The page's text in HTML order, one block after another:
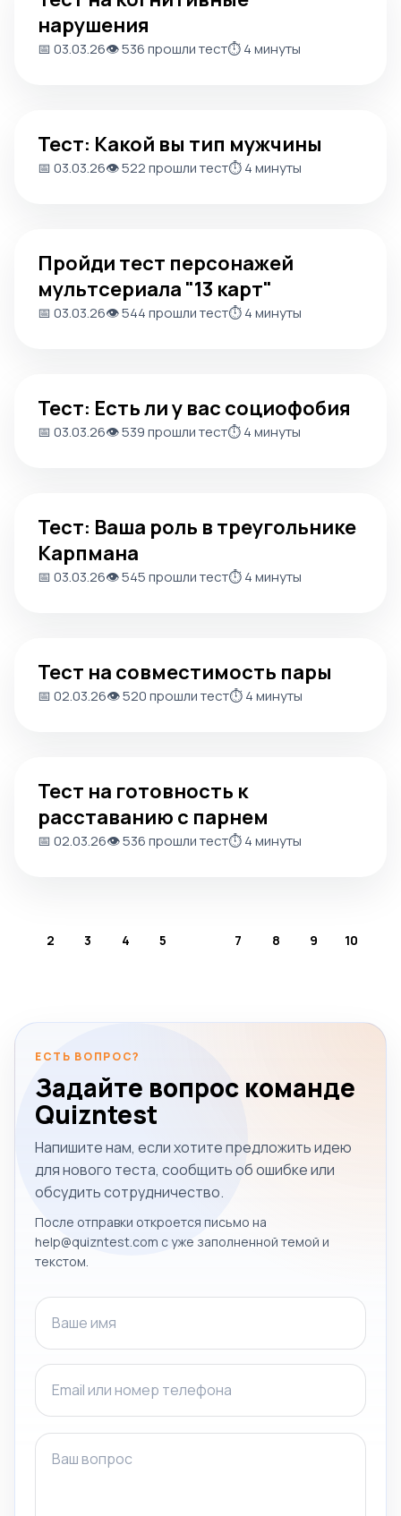
нарушения
📅 03.03.26👁️ 536 прошли тест⏱️ 4 минуты
Тест: Какой вы тип мужчины
📅 03.03.26👁️ 522 прошли тест⏱️ 4 минуты
Пройди тест персонажей
мультсериала "13 карт"
📅 03.03.26👁️ 544 прошли тест⏱️ 4 минуты
Тест: Есть ли у вас социофобия
📅 03.03.26👁️ 539 прошли тест⏱️ 4 минуты
Тест: Ваша роль в треугольнике
Карпмана
📅 03.03.26👁️ 545 прошли тест⏱️ 4 минуты
Тест на совместимость пары
📅 02.03.26👁️ 520 прошли тест⏱️ 4 минуты
Тест на готовность к
расставанию с парнем
📅 02.03.26👁️ 536 прошли тест⏱️ 4 минуты
2 3 4 5 7 8 9 10
ЕСТЬ ВОПРОС?
Задайте вопрос команде
Quizntest
Напишите нам, если хотите предложить идею
для нового теста, сообщить об ошибке или
обсудить сотрудничество.
После отправки откроется письмо на
help@quizntest.com с уже заполненной темой и
текстом.
Ваше имя
Email или номер телефона
Ваш вопрос